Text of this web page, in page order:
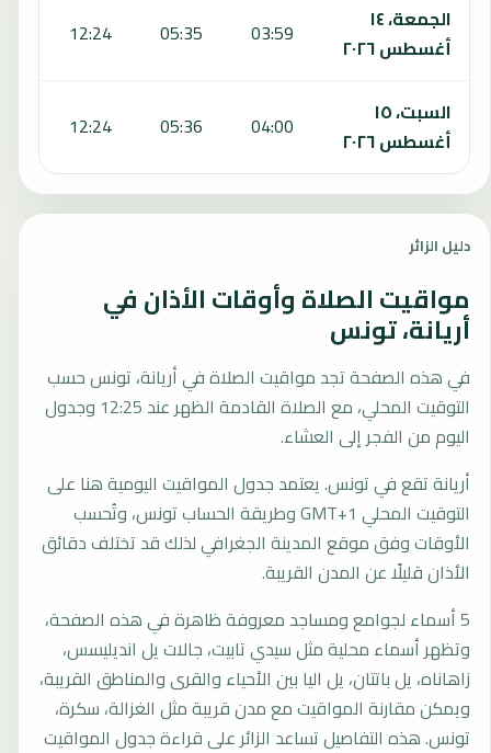
الجمعة، ١٤
أغسطس ٢٠٢٦
03:59
05:35
12:24
السبت، ١٥
أغسطس ٢٠٢٦
04:00
05:36
12:24
دليل الزائر
مواقيت الصلاة وأوقات الأذان في
أريانة، تونس
في هذه الصفحة تجد مواقيت الصلاة في أريانة، تونس حسب
التوقيت المحلي، مع الصلاة القادمة الظهر عند 12:25 وجدول
اليوم من الفجر إلى العشاء.
أريانة تقع في تونس. يعتمد جدول المواقيت اليومية هنا على
التوقيت المحلي GMT+1 وطريقة الحساب تونس، وتُحسب
الأوقات وفق موقع المدينة الجغرافي لذلك قد تختلف دقائق
الأذان قليلًا عن المدن القريبة.
5 أسماء لجوامع ومساجد معروفة ظاهرة في هذه الصفحة،
وتظهر أسماء محلية مثل سيدي تابيت، جالات يل انديليسس،
زاهاناه، يل باتتان، يل اليا بين الأحياء والقرى والمناطق القريبة،
ويمكن مقارنة المواقيت مع مدن قريبة مثل الغزالة، سكرة،
تونس. هذه التفاصيل تساعد الزائر على قراءة جدول المواقيت